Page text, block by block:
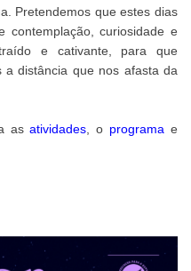
Pretendemos que estes dias
contemplação, curiosidade e
e cativante, para que
a distância que nos afasta da
asatividades , o programa e